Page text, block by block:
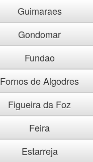
Guimaraes
Gondomar
Fundao
Fornos de Algodres
Figueira da Foz
Feira
Estarreja